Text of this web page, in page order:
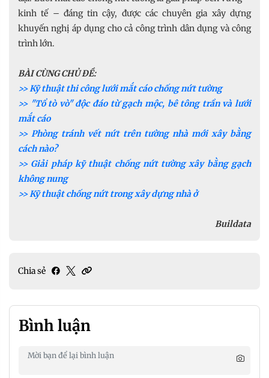
kinh tế – đáng tin cậy, được các chuyên gia xây dựng
khuyến nghị áp dụng cho cả công trình dân dụng và công
trình lớn.
BÀI CÙNG CHỦ ĐỀ:
>> Kỹ thuật thi công lưới mắt cáo chống nứt tường
>> "Tổ tò vò" độc đáo từ gạch mộc, bê tông trần và lưới
mắt cáo
>> Phòng tránh vết nứt trên tường nhà mới xây bằng
cách nào?
>> Giải pháp kỹ thuật chống nứt tường xây bằng gạch
không nung
>> Kỹ thuật chống nứt trong xây dựng nhà ở
Buildata
Chia sẻ
Bình luận